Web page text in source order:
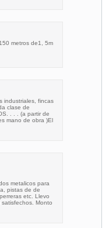
metros de1, 5m
industriales, fincas
clase de
. . . (a partir de
mano de obra )El
metalicos para
pistas de de
etc. Llevo
Monto